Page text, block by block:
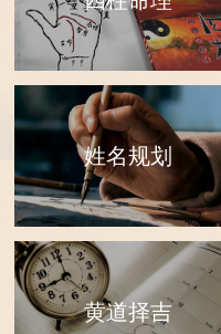
姓名规划
黄道择吉